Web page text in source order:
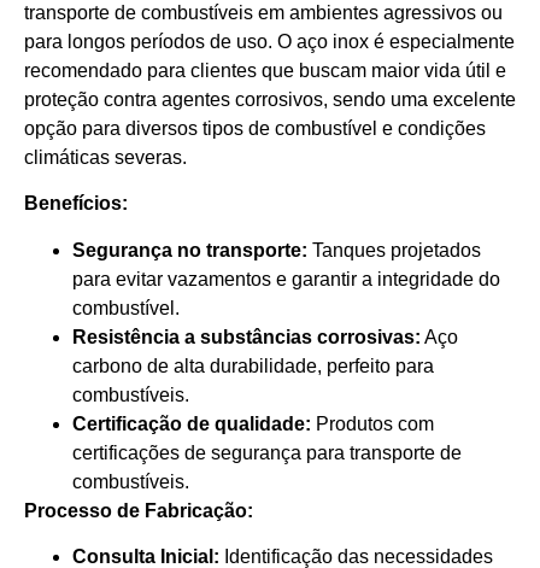
transporte de combustíveis em ambientes agressivos ou
para longos períodos de uso. O aço inox é especialmente
recomendado para clientes que buscam maior vida útil e
proteção contra agentes corrosivos, sendo uma excelente
opção para diversos tipos de combustível e condições
climáticas severas.
Benefícios:
Segurança no transporte: Tanques projetados
para evitar vazamentos e garantir a integridade do
combustível.
Resistência a substâncias corrosivas: Aço
carbono de alta durabilidade, perfeito para
combustíveis.
Certificação de qualidade: Produtos com
certificações de segurança para transporte de
combustíveis.
Processo de Fabricação:
Consulta Inicial: Identificação das necessidades